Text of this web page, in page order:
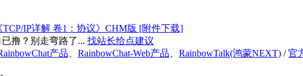
IP详解 卷1：协议》CHM版 [附件下载]
撸？别走弯路了... 找站长给点建议
产品 RainbowChat-Web产品 RainbowTalk(鸿蒙NEXT) / 官